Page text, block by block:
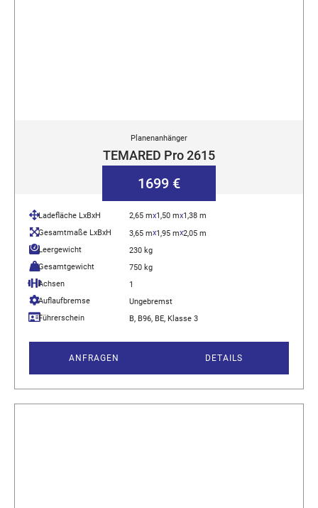
Planenanhänger
TEMARED Pro 2615
1699 €
Ladefläche LxBxH 2,65 mx1,50 mx1,38 m
Gesamtmaße LxBxH
3,65 mx1,95 mx2,05 m
Leergewicht
230 kg
Gesamtgewicht
750 kg
Achsen
1
Auflaufbremse
Ungebremst
Führerschein
B, B96, BE, Klasse 3
ANFRAGEN DETAILS